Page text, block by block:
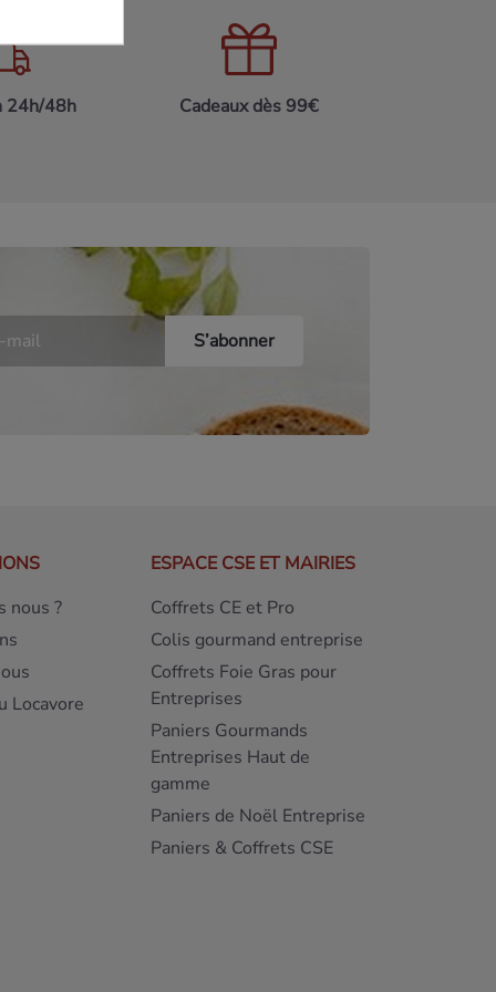
24h/48h Cadeaux dès 99€
nous ?
Locavore
ESPACE CSE ET MAIRIES
Coffrets CE et Pro
Colis gourmand entreprise
Coffrets Foie Gras pour
Entreprises
Paniers Gourmands
Entreprises Haut de
gamme
Paniers de Noël Entreprise
Paniers & Coffrets CSE